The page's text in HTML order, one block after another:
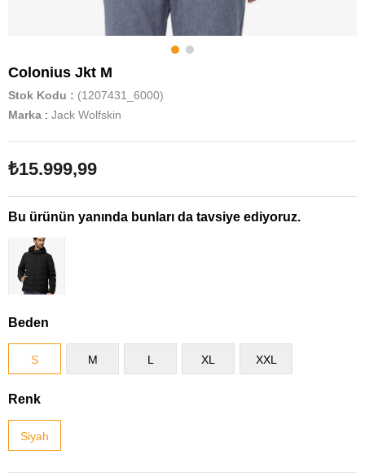
Colonius Jkt M
Stok Kodu
(1207431_6000)
Marka : Jack Wolfskin
₺15.999,99
Bu ürünün yanında bunları da tavsiye ediyoruz.
Beden
S M L XL XXL
Renk
Siyah